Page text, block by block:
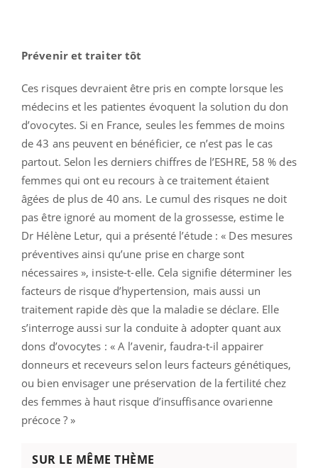
Prévenir et traiter tôt
Ces risques devraient être pris en compte lorsque les
médecins et les patientes évoquent la solution du don
d’ovocytes. Si en France, seules les femmes de moins
de 43 ans peuvent en bénéficier, ce n’est pas le cas
partout. Selon les derniers chiffres de l’ESHRE, 58 % des
femmes qui ont eu recours à ce traitement étaient
âgées de plus de 40 ans. Le cumul des risques ne doit
pas être ignoré au moment de la grossesse, estime le
Dr Hélène Letur, qui a présenté l’étude : « Des mesures
préventives ainsi qu’une prise en charge sont
nécessaires », insiste-t-elle. Cela signifie déterminer les
facteurs de risque d’hypertension, mais aussi un
traitement rapide dès que la maladie se déclare. Elle
s’interroge aussi sur la conduite à adopter quant aux
dons d’ovocytes : « A l’avenir, faudra-t-il appairer
donneurs et receveurs selon leurs facteurs génétiques,
ou bien envisager une préservation de la fertilité chez
des femmes à haut risque d’insuffisance ovarienne
précoce ? »
SUR LE MÊME THÈME